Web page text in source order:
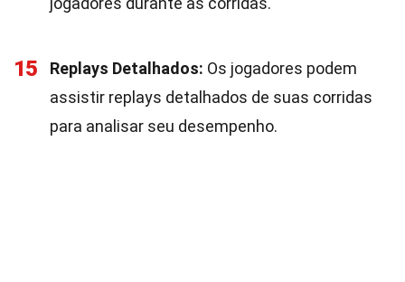
15 Replays Detalhados: Os jogadores podem
assistir replays detalhados de suas corridas
para analisar seu desempenho.